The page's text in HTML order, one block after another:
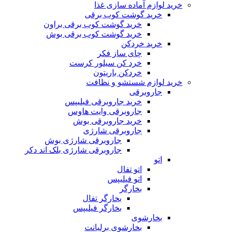
خرید لوازم آماده سازی غذا
خرید گوشت کوب برقی
خرید گوشت کوب برقی براون
خرید گوشت کوب برقی بوش
خرید خردکن
چای ساز فکر
خرد کن سیلور کرست
خردکن باریتون
خرید لوازم شستشو و نظافت
جاروبرقی
خرید جاروبرقی فیلیپس
جاروبرقی وایت هاوس
خرید جاروبرقی بوش
جاروبرقی شارژی
جاروبرقی شارژی بوش
جاروبرقی شارژی بلک اند دکر
اتو
اتو تفال
اتو فیلیپس
بخارگر
بخارگر تفال
بخارگر فیلیپس
بخارشوی
بخارشوی برلیانت